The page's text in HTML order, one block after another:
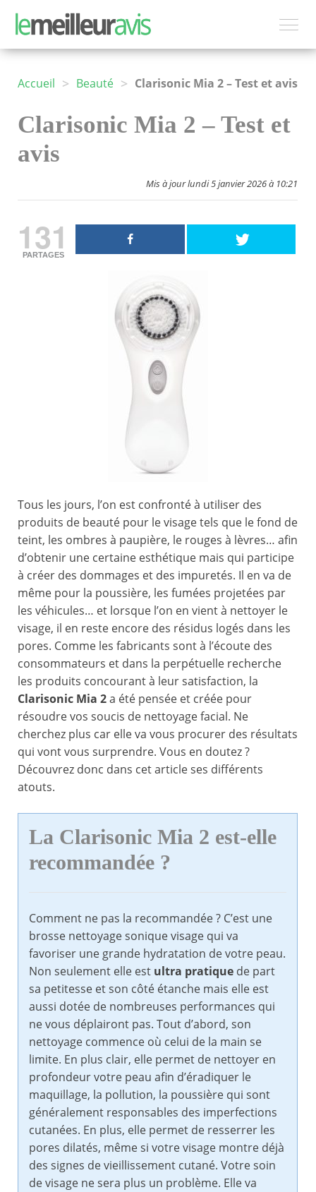
Accueil > Beauté > Clarisonic Mia 2 – Test et avis
Clarisonic Mia 2 – Test et
avis
Mis à jour lundi 5 janvier 2026 à 10:21
131
PARTAGES
Tous les jours, l’on est confronté à utiliser des
produits de beauté pour le visage tels que le fond de
teint, les ombres à paupière, le rouges à lèvres… afin
d’obtenir une certaine esthétique mais qui participe
à créer des dommages et des impuretés. Il en va de
même pour la poussière, les fumées projetées par
les véhicules… et lorsque l’on en vient à nettoyer le
visage, il en reste encore des résidus logés dans les
pores. Comme les fabricants sont à l’écoute des
consommateurs et dans la perpétuelle recherche
les produits concourant à leur satisfaction, la
Clarisonic Mia 2a été pensée et créée pour
résoudre vos soucis de nettoyage facial. Ne
cherchez plus car elle va vous procurer des résultats
qui vont vous surprendre. Vous en doutez ?
Découvrez donc dans cet article ses différents
atouts.
La Clarisonic Mia 2 est-elle
recommandée ?
Comment ne pas la recommandée ? C’est une
brosse nettoyage sonique visage qui va
favoriser une grande hydratation de votre peau.
Non seulement elle est ultra pratique de part
sa petitesse et son côté étanche mais elle est
aussi dotée de nombreuses performances qui
ne vous déplairont pas. Tout d’abord, son
nettoyage commence où celui de la main se
limite. En plus clair, elle permet de nettoyer en
profondeur votre peau afin d’éradiquer le
maquillage, la pollution, la poussière qui sont
généralement responsables des imperfections
cutanées. En plus, elle permet de resserrer les
pores dilatés, même si votre visage montre déjà
des signes de vieillissement cutané. Votre soin
de visage ne sera plus un problème. Elle va